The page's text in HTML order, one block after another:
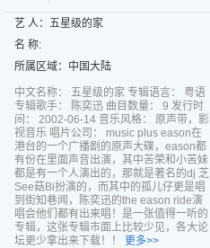
艺 人：五星级的家
名 称:
所属区域：中国大陆
中文名称： 五星级的家 专辑语言： 粤语
专辑歌手： 陈奕迅 曲目数量： 9 发行时
间： 2002-06-14 音乐风格： 原声带，影
视音乐 唱片公司： music plus eason在
港台的一个广播剧的原声大碟，eason都
有份在里面声音出演，其中苦荣和小苦妹
都是有一个人演出的，那就是著名的dj 芝
See菇Bi扮演的，而其中的孤儿仔更是唱
到街知巷闻，陈奕迅的the eason ride演
唱会他们都有出来唱！是一张值得一听的
专辑，这张专辑市面上比较少见，各大论
坛更少拿出来下载！！ 更多>>